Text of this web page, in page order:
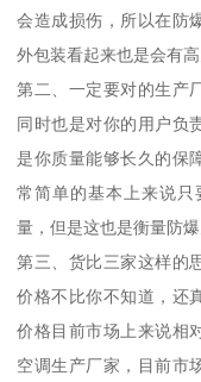
会造成损伤，所以在防
外包装看起来也是会有
第二、一定要对的生产
同时也是对你的用户负
是你质量能够长久的保
常简单的基本上来说
量，但是这也是衡量防
第三、货比三家这样的
价格不比你不知道，还
价格目前市场上来说相
空调生产厂家，目前市